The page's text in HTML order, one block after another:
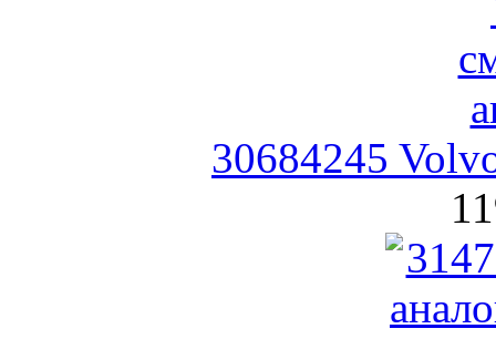
30684245